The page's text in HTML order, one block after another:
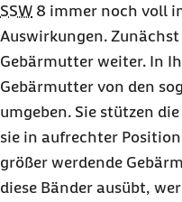
SSW 8 immer noch voll
Auswirkungen.
Gebärmutter weiter. In
Gebärmutter von den
umgeben. Sie stützen
sie in aufrechter
größer werdende
diese Bänder ausübt,